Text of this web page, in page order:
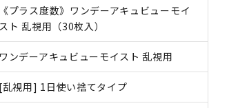
《プラス度数》ワンデーアキュビューモイ
スト 乱視用（30枚入）
ワンデーアキュビューモイスト 乱視用
[乱視用] 1日使い捨てタイプ